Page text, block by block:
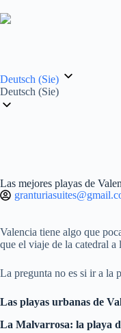
Deutsch (Sie)
Deutsch (Sie)
Las mejores playas de
Valencia tiene algo que
que el viaje de la catedral
La pregunta no es si ir a la
Las playas urbanas de
La Malvarrosa: la playa